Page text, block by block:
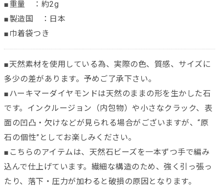
■重量 ：約2g
■製造国 ：日本
■巾着袋つき
■天然素材を使用している為、実際の色、質感、サイズに
多少の差があります。予めご了承下さい。
■ハーキマーダイヤモンドは天然のままの形を生かした石
です。インクルージョン（内包物）や小さなクラック、表
面の凹凸・欠けなどが見られる場合がございますが、“原
石の個性”としてお楽しみください。
■こちらのアイテムは、天然石ビーズを一本ずつ手で編み
込んで仕上げています。繊細な構造のため、強く引っ張っ
たり、落下・圧力が加わると破損の原因となります。